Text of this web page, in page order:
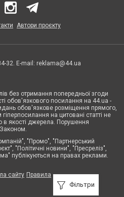
Фільтри
Автори проєкту
32. E-mail: reklama@44.ua
без отримання попередньої згоди
обов'язкового посилання на 44.ua -
обов'язкове розміщення прямого,
на цитовані статті не
в якості джерела. Порушення
"Промо", "Партнерський
"Політичні новини", "Пресреліз",
публікуються на правах реклами.
сайту Правила